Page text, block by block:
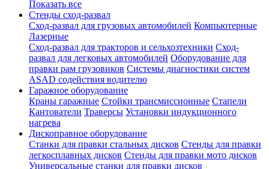
Показать все
Стенды сход-развал
Сход-развал для грузовых автомобилей Компьютерные
Лазерные
Сход-развал для тракторов и сельхозтехники Сход-
развал для легковых автомобилей Оборудование для
правки рам грузовиков Системы диагностики систем
ASAD содействия водителю
Гаражное оборудование
Краны гаражные Стойки трансмиссионные Стапели
Кантователи Траверсы Установки индукционного
нагрева
Дископравное оборудование
Станки для правки стальных дисков Стенды для правки
легкосплавных дисков Стенды для правки мото дисков
Универсальные станки для правки дисков